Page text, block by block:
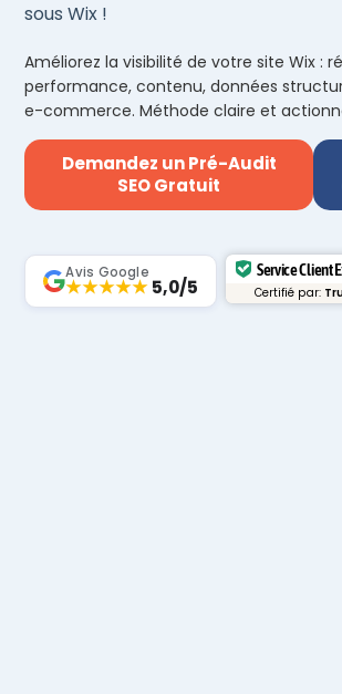
sous Wix !
Améliorez la visibilité de votre site Wix :
performance, contenu, données
e-commerce. Méthode claire et
Demandez un Pré-Audit
SEO Gratuit
Avis Google
★★★★★5,0/5
Service Client
Certifié par: